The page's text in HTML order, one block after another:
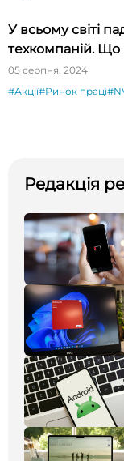
У всьому світі
техкомпаній. Що
05 серпня, 2024
#Акції#Ринок праці
Редакція